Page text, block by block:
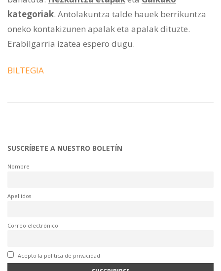
kategoriak. Antolakuntza talde hauek berrikuntza
oneko kontakizunen apalak eta apalak dituzte.
Erabilgarria izatea espero dugu.
BILTEGIA
SUSCRÍBETE A NUESTRO BOLETÍN
Nombre
Apellidos
Correo electrónico
Acepto la política de privacidad